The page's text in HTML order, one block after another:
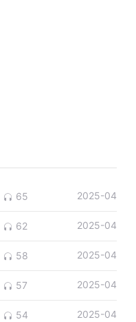
65 2025-04
62 2025-04
58 2025-04
57 2025-04
54 2025-04